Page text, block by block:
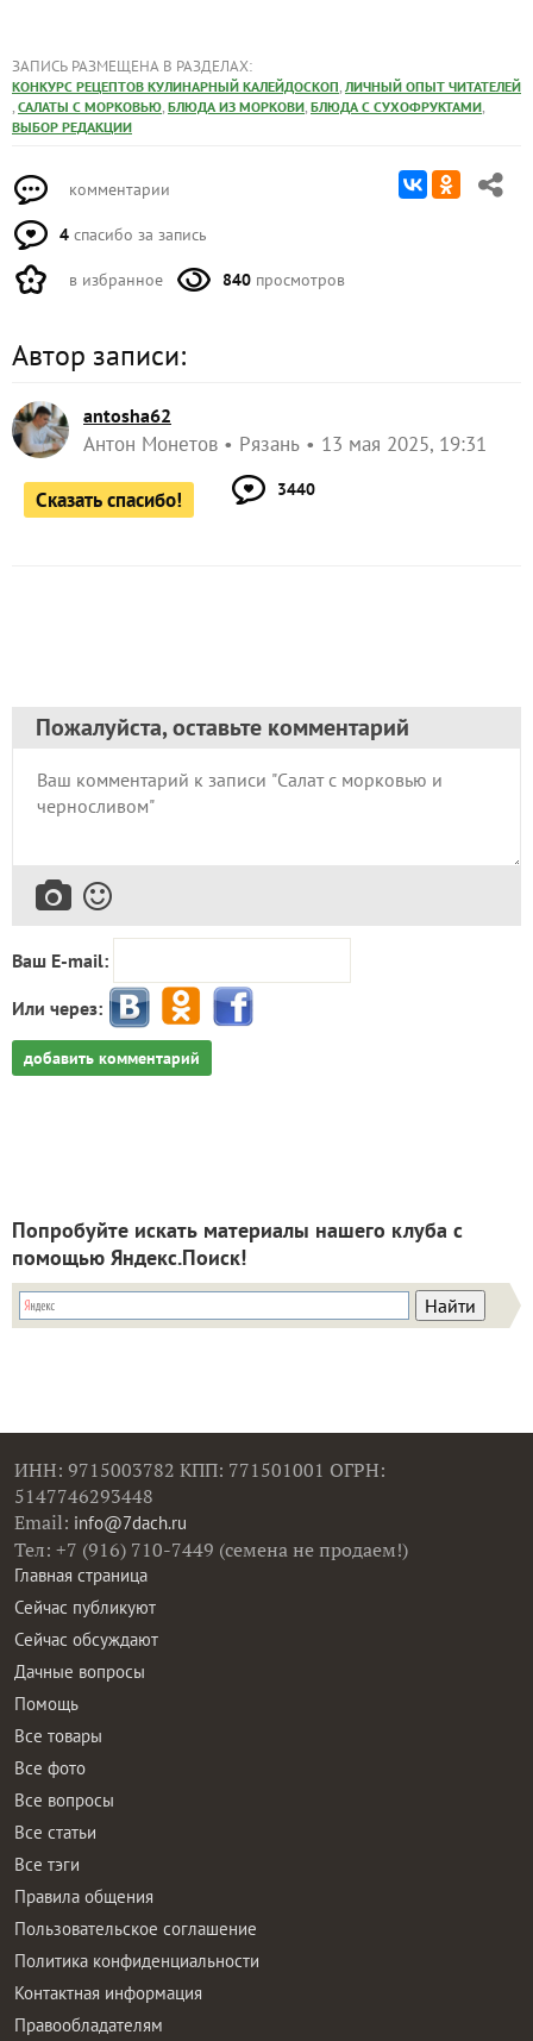
ЗАПИСЬ РАЗМЕЩЕНА В РАЗДЕЛАХ:
КОНКУРС РЕЦЕПТОВ КУЛИНАРНЫЙ КАЛЕЙДОСКОП, ЛИЧНЫЙ ОПЫТ ЧИТАТЕЛЕЙ
, САЛАТЫ С МОРКОВЬЮ, БЛЮДА ИЗ МОРКОВИ, БЛЮДА С СУХОФРУКТАМИ,
ВЫБОР РЕДАКЦИИ
комментарии
4 спасибо за запись
в избранное 840 просмотров
Автор записи:
antosha62
Антон Монетов Рязань 13 мая 2025, 19:31
Сказать спасибо! 3440
Пожалуйста, оставьте комментарий
Ваш E-mail:
Или через:
добавить комментарий
Попробуйте искать материалы нашего клуба с
помощью Яндекс.Поиск!
ИНН: 9715003782 КПП: 771501001 ОГРН:
5147746293448
Email: info@7dach.ru
Тел: +7 (916) 710-7449 (семена не продаем!)
Главная страница
Сейчас публикуют
Сейчас обсуждают
Дачные вопросы
Помощь
Все товары
Все фото
Все вопросы
Все статьи
Все тэги
Правила общения
Пользовательское соглашение
Политика конфиденциальности
Контактная информация
Правообладателям